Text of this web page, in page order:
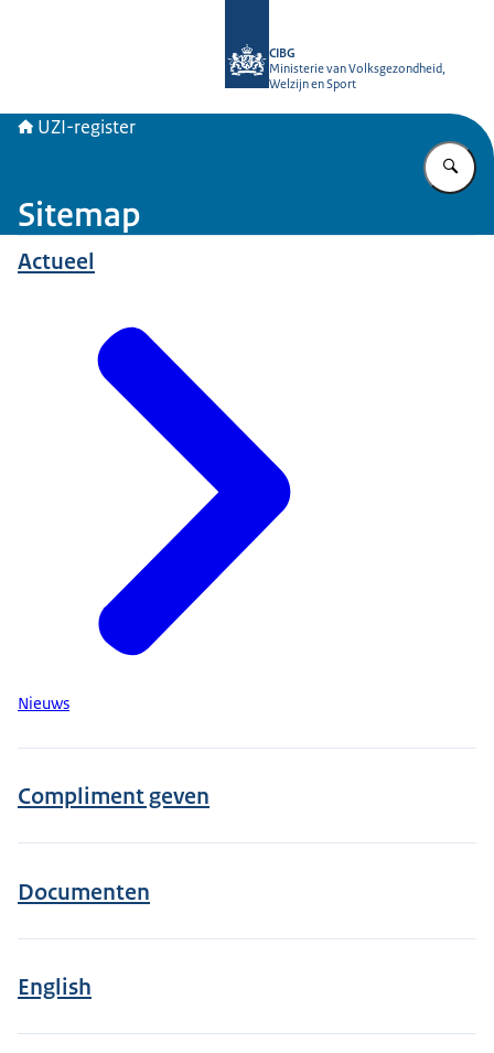
CIBG
Ministerie van Volksgezondheid,
Welzijn en Sport
UZI-register
Sitemap
Actueel
Nieuws
Compliment geven
Documenten
English